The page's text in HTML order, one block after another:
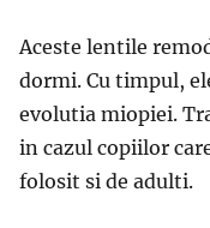
Aceste lentile
dormi. Cu timpul,
evolutia miopiei.
in cazul copiilor
folosit si de adulti.